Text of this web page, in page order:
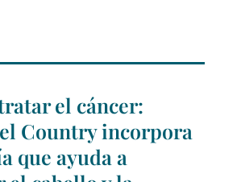
el cáncer:
Country incorpora
que ayuda a